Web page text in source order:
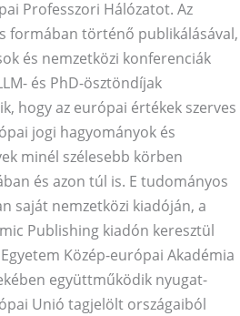
Professzori Hálózatot. Az
formában történő publikálásával,
és nemzetközi konferenciák
és PhD-ösztöndíjak
hogy az európai értékek szerves
jogi hagyományok és
minél szélesebb körben
és azon túl is. E tudományos
saját nemzetközi kiadóján, a
Publishing kiadón keresztül
Közép-európai Akadémia
együttműködik nyugat-
Unió tagjelölt országaiból